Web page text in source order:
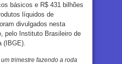
básicos e R$ 431 bilhões
líquidos de
divulgados nesta
pelo Instituto Brasileiro de
(IBGE).
um trimestre fazendo a roda